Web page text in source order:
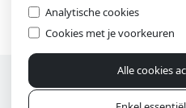
Analytische cookies
Cookies met je voorkeuren
Alle cookies